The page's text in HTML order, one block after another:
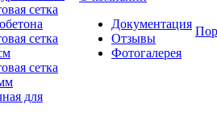
сетка
сетка
сетка
для
Документация
Отзывы
Фотогалерея